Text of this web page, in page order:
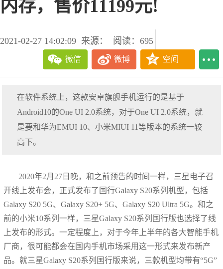
内存，售价11199元!
2021-02-27 14:02:09 来源： 阅读：695
微信 微博 空间
在软件系统上，这款安卓旗舰手机运行的是基于
Android10的One UI 2.0系统，对于One UI 2.0系统，就
是要和华为EMUI 10、小米MIUI 11等版本的系统一较
高下。
2020年2月27日晚，和之前预告的时间一样，三星电子召
开线上发布会，正式发布了国行Galaxy S20系列机型，包括
Galaxy S20 5G、Galaxy S20+ 5G、Galaxy S20 Ultra 5G。和之
前的小米10系列一样，三星Galaxy S20系列国行版也选择了线
上发布的形式。一定程度上，对于今年上半年的各大智能手机
厂商，很可能都会在国内手机市场采用这一形式来发布新产
品。就三星Galaxy S20系列国行版来说，三款机型均带有“5G”